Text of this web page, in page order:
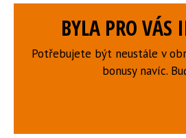
BYLA PRO VÁS
Potřebujete být neustále v
bonusy navíc.